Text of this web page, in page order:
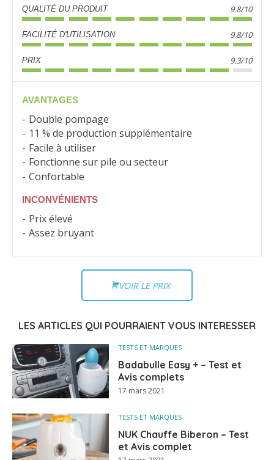
QUALITÉ DU PRODUIT 9.8/10
FACILITÉ D'UTILISATION 9.8/10
PRIX 9.3/10
AVANTAGES
Double pompage
11 % de production supplémentaire
Facile à utiliser
Fonctionne sur pile ou secteur
Confortable
INCONVÉNIENTS
Prix élevé
Assez bruyant
VOIR LE PRIX
LES ARTICLES QUI POURRAIENT VOUS INTERESSER
TESTS ET MARQUES
Badabulle Easy + – Test et
Avis complets
17 mars 2021
TESTS ET MARQUES
NUK Chauffe Biberon – Test
et Avis complet